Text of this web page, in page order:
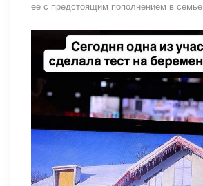
ее с предстоящим пополнением в семье.